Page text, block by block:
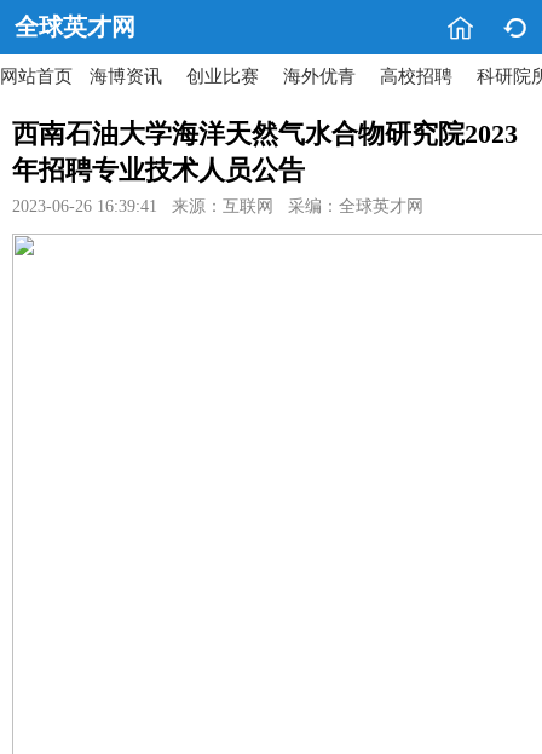
全球英才网  
网站首页 海博资讯 创业比赛 海外优青 高校招聘 科研院
西南石油大学海洋天然气水合物研究院2023
年招聘专业技术人员公告
2023-06-26 16:39:41 来源：互联网 采编：全球英才网